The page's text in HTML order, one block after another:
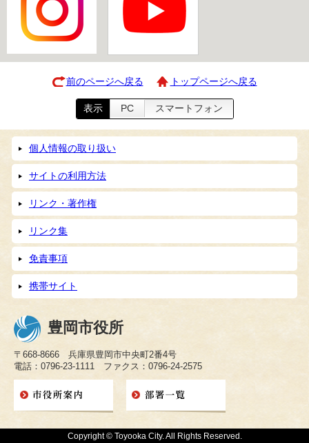
前のページへ戻る トップページへ戻る
表示 PC スマートフォン
個人情報の取り扱い
サイトの利用方法
リンク・著作権
リンク集
免責事項
携帯サイト
豊岡市役所
〒668-8666 兵庫県豊岡市中央町2番4号
電話：0796-23-1111 ファクス：0796-24-2575
Copyright © Toyooka City. All Rights Reserved.